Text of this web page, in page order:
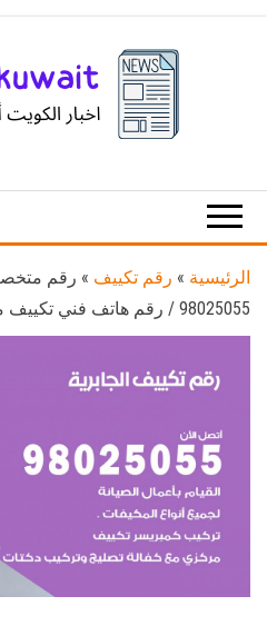
الرئيسية » رقم تكييف » رقم
98025055 / رقم هاتف فني تكييف مركزي